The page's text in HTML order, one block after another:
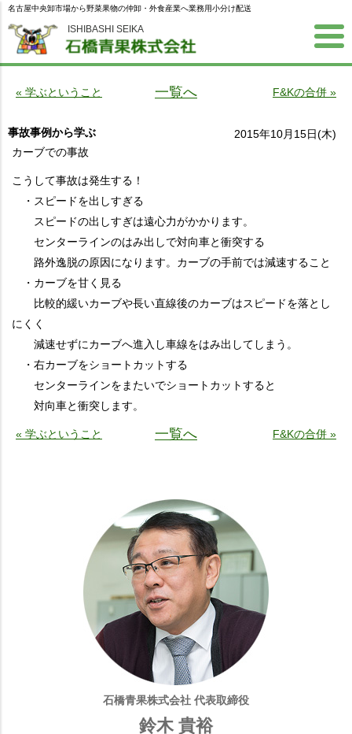
ISHIBASHI SEIKA
名古屋中央卸市場から野菜果物の仲卸・外食産業へ業務用小分け配送
« 学ぶということ 一覧へ F&Kの合併 »
事故事例から学ぶ
2015年10月15日(木)
カーブでの事故
こうして事故は発生する！
・スピードを出しすぎる
スピードの出しすぎは遠心力がかかります。
センターラインのはみ出しで対向車と衝突する
路外逸脱の原因になります。カーブの手前では減速すること
・カーブを甘く見る
比較的緩いカーブや長い直線後のカーブはスピードを落とし
にくく
減速せずにカーブへ進入し車線をはみ出してしまう。
・右カーブをショートカットする
センターラインをまたいでショートカットすると
対向車と衝突します。
« 学ぶということ 一覧へ F&Kの合併 »
石橋青果株式会社 代表取締役
鈴木 貴裕